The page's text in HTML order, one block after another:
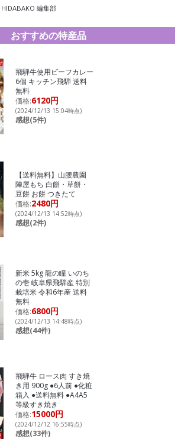
HIDABAKO 編集部
おすすめの特産品
飛騨牛使用ビーフカレー
6個 キッチン飛騨 送料
無料
価格:6120円
(2024/12/13 15:04時点)
感想(5件)
【送料無料】山腰農園
陣屋もち 白餅・草餅・
豆餅 お餅 つきたて
価格:2480円
(2024/12/13 14:52時点)
感想(2件)
新米 5kg 龍の瞳 いのち
の壱 岐阜県飛騨産 特別
栽培米 令和6年産 送料
無料
価格:6800円
(2024/12/13 14:48時点)
感想(44件)
飛騨牛 ロース肉 すき焼
き用 900g ●6人前 ●化粧
箱入 ●送料無料 ●A4A5
等級すき焼き
価格:15000円
(2024/12/12 16:55時点)
感想(33件)